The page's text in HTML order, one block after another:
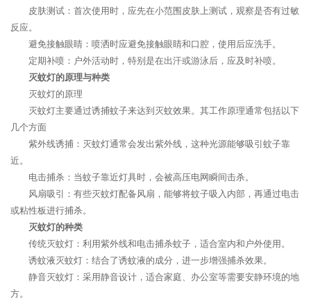
皮肤测试：首次使用时，应先在小范围皮肤上测试，观察是否有过敏
反应。
避免接触眼睛：喷洒时应避免接触眼睛和口腔，使用后应洗手。
定期补喷：户外活动时，特别是在出汗或游泳后，应及时补喷。
灭蚊灯的原理与种类
灭蚊灯的原理
灭蚊灯主要通过诱捕蚊子来达到灭蚊效果。其工作原理通常包括以下
几个方面
紫外线诱捕：灭蚊灯通常会发出紫外线，这种光源能够吸引蚊子靠
近。
电击捕杀：当蚊子靠近灯具时，会被高压电网瞬间击杀。
风扇吸引：有些灭蚊灯配备风扇，能够将蚊子吸入内部，再通过电击
或粘性板进行捕杀。
灭蚊灯的种类
传统灭蚊灯：利用紫外线和电击捕杀蚊子，适合室内和户外使用。
诱蚊液灭蚊灯：结合了诱蚊液的成分，进一步增强捕杀效果。
静音灭蚊灯：采用静音设计，适合家庭、办公室等需要安静环境的地
方。